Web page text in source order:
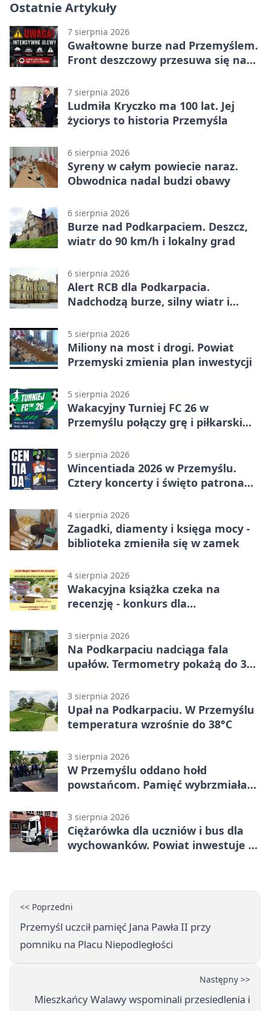
Ostatnie Artykuły
7 sierpnia 2026
Gwałtowne burze nad Przemyślem.
Front deszczowy przesuwa się na
7 sierpnia 2026
Ludmiła Kryczko ma 100 lat. Jej
życiorys to historia Przemyśla
6 sierpnia 2026
Syreny w całym powiecie naraz.
Obwodnica nadal budzi obawy
6 sierpnia 2026
Burze nad Podkarpaciem. Deszcz,
wiatr do 90 km/h i lokalny grad
6 sierpnia 2026
Alert RCB dla Podkarpacia.
Nadchodzą burze, silny wiatr i
5 sierpnia 2026
Miliony na most i drogi. Powiat
Przemyski zmienia plan inwestycji
5 sierpnia 2026
Wakacyjny Turniej FC 26 w
Przemyślu połączy grę i piłkarski
5 sierpnia 2026
Wincentiada 2026 w Przemyślu.
Cztery koncerty i święto patrona
4 sierpnia 2026
Zagadki, diamenty i księga mocy -
biblioteka zmieniła się w zamek
4 sierpnia 2026
Wakacyjna książka czeka na
recenzję - konkurs dla
3 sierpnia 2026
Na Podkarpaciu nadciąga fala
upałów. Termometry pokażą do 36
3 sierpnia 2026
Upał na Podkarpaciu. W Przemyślu
temperatura wzrośnie do 38°C
3 sierpnia 2026
W Przemyślu oddano hołd
powstańcom. Pamięć wybrzmiała
3 sierpnia 2026
Ciężarówka dla uczniów i bus dla
wychowanków. Powiat inwestuje w
<< Poprzedni
Przemyśl uczcił pamięć Jana Pawła II przy
pomniku na Placu Niepodległości
Następny >>
Mieszkańcy Walawy wspominali przesiedlenia i